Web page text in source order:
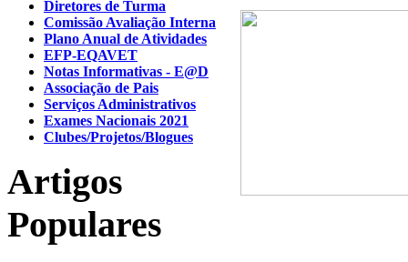
Diretores de Turma
Comissão Avaliação Interna
Plano Anual de Atividades
EFP-EQAVET
Notas Informativas - E@D
Associação de Pais
Serviços Administrativos
Exames Nacionais 2021
Clubes/Projetos/Blogues
Artigos
Populares